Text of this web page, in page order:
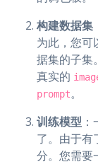
构建数据集
为此，您可
据集的子集
真实的
prompt。
训练模型
了。由于有
分。您需要